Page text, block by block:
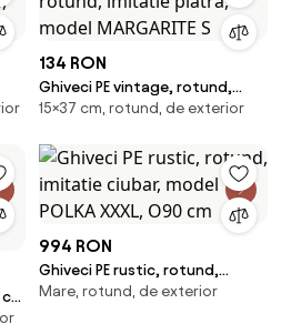
LINE L
134 RON
Ghiveci PE vintage, rotund,
imitatie piatra, model
15×37 cm, rotund, de exterior
994 RON
Ghiveci PE rustic, rotund,
imitatie ciubar, model POLKA
Mare, rotund, de exterior